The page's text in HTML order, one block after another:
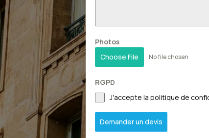
Photos
Choose File
No file chosen
RGPD
J'accepte la politique de
Demander un devis